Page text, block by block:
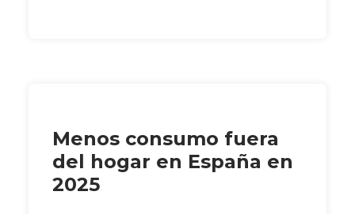
Menos consumo fuera
del hogar en España en
2025